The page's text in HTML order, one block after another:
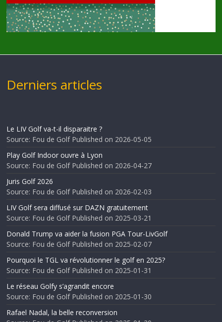
Derniers articles
Le LIV Golf va-t-il disparaitre ?
Source: Fou de Golf Published on 2026-05-05
Play Golf Indoor ouvre à Lyon
Source: Fou de Golf Published on 2026-04-27
Juris Golf 2026
Source: Fou de Golf Published on 2026-02-03
LIV Golf sera diffusé sur DAZN gratuitement
Source: Fou de Golf Published on 2025-03-21
Donald Trump va aider la fusion PGA Tour-LivGolf
Source: Fou de Golf Published on 2025-02-07
Pourquoi le TGL va révolutionner le golf en 2025?
Source: Fou de Golf Published on 2025-01-31
Le réseau Golfy s’agrandit encore
Source: Fou de Golf Published on 2025-01-30
Rafael Nadal, la belle reconversion